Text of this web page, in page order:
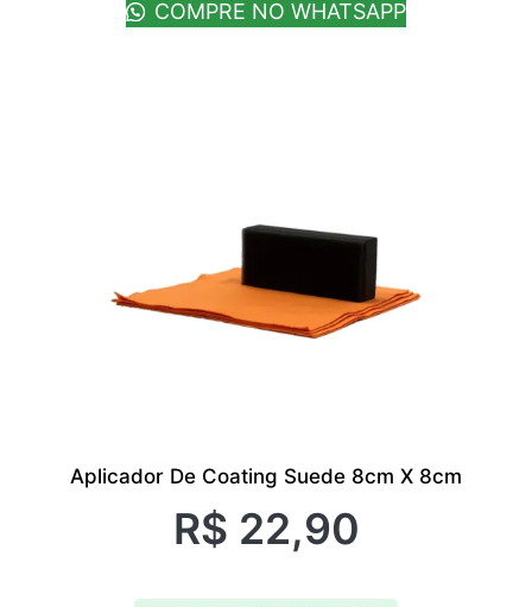
COMPRE NO WHATSAPP
Aplicador De Coating Suede 8cm X 8cm
R$ 22,90